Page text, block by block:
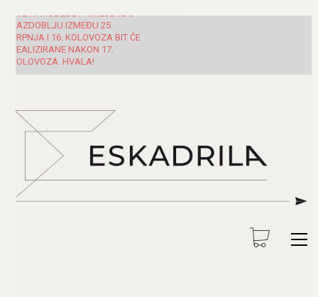
SVE NARUDŽBE PRIMLJENE U
RAZDOBLJU IZMEĐU 25.
SRPNJA I 16. KOLOVOZA BIT ĆE
REALIZIRANE NAKON 17.
KOLOVOZA. HVALA!